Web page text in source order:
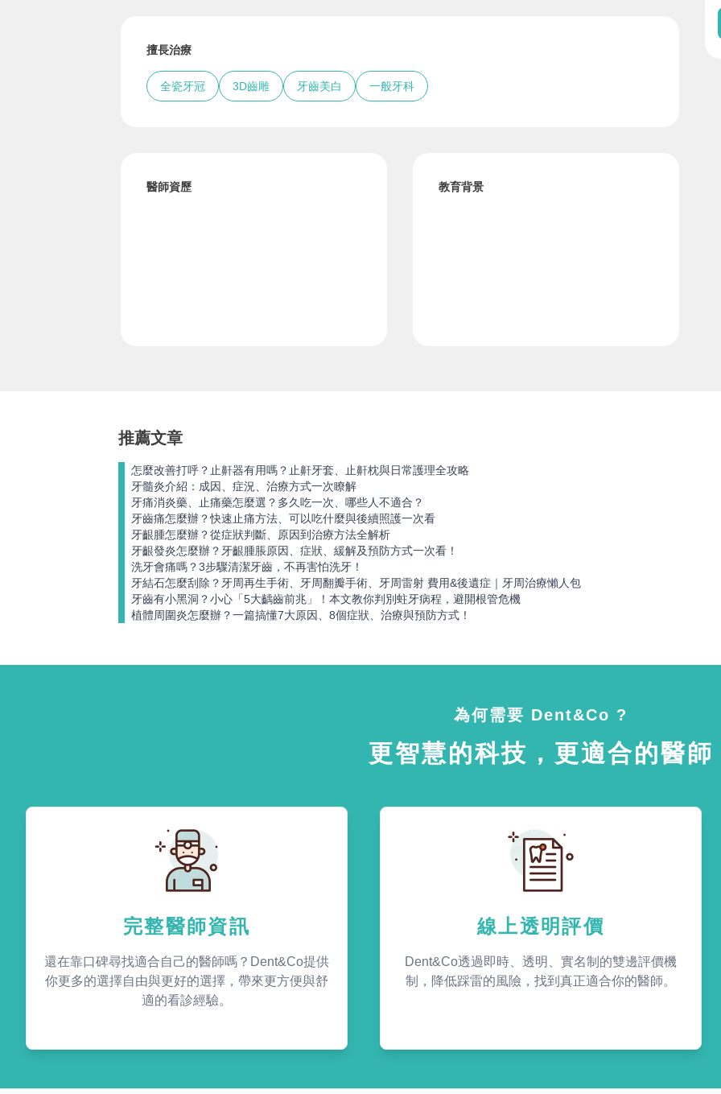
擅長治療
全瓷牙冠 3D齒雕 牙齒美白 一般牙科
醫師資歷 教育背景
推薦文章
怎麼改善打呼？止鼾器有用嗎？止鼾牙套、止鼾枕與日常護理全攻略
牙髓炎介紹：成因、症況、治療方式一次瞭解
牙痛消炎藥、止痛藥怎麼選？多久吃一次、哪些人不適合？
牙齒痛怎麼辦？快速止痛方法、可以吃什麼與後續照護一次看
牙齦腫怎麼辦？從症狀判斷、原因到治療方法全解析
牙齦發炎怎麼辦？牙齦腫脹原因、症狀、緩解及預防方式一次看！
洗牙會痛嗎？3步驟清潔牙齒，不再害怕洗牙！
牙結石怎麼刮除？牙周再生手術、牙周翻瓣手術、牙周雷射 費用&後遺症｜牙周治療懶人包
牙齒有小黑洞？小心「5大齲齒前兆」！本文教你判別蛀牙病程，避開根管危機
植體周圍炎怎麼辦？一篇搞懂7大原因、8個症狀、治療與預防方式！
為何需要 Dent&Co ?
更智慧的科技，更適合的醫師
完整醫師資訊
還在靠口碑尋找適合自己的醫師嗎？Dent&Co提供
你更多的選擇自由與更好的選擇，帶來更方便與舒
適的看診經驗。
線上透明評價
Dent&Co透過即時、透明、實名制的雙邊評價機
制，降低踩雷的風險，找到真正適合你的醫師。